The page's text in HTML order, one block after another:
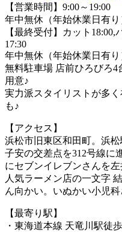
【営業時間】9:00～19:00
年中無休（年始休業日有り
【最終受付】カット
17:30
年中無休（年始休業日有
無料駐車場 店前ひろびろ
用意♪
実力派スタイリストが多
も♪
【アクセス】
浜松市旧東区和田町。浜
子安の交差点を312号線に
にセブンイレブンさんを左
人気ラーメン店の一文字
ん向かい。いぬかい小児科
【最寄り駅】
・東海道本線 天竜川駅徒